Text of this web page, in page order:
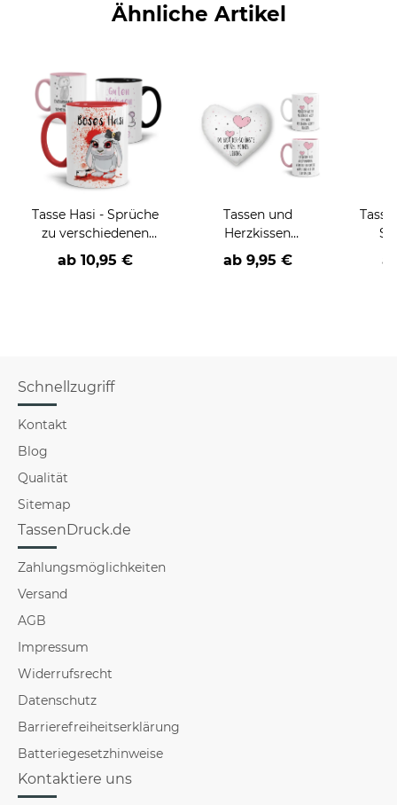
Ähnliche Artikel
Tasse Hasi - Sprüche
zu verschiedenen
Anlässen
ab 10,95 €
Tassen und
Herzkissen
"Herzballons" mit
süßen Sprüchen
ab 9,95 €
Schnellzugriff
Kontakt
Blog
Qualität
Sitemap
TassenDruck.de
Zahlungsmöglichkeiten
Versand
AGB
Impressum
Widerrufsrecht
Datenschutz
Barrierefreiheitserklärung
Batteriegesetzhinweise
Kontaktiere uns